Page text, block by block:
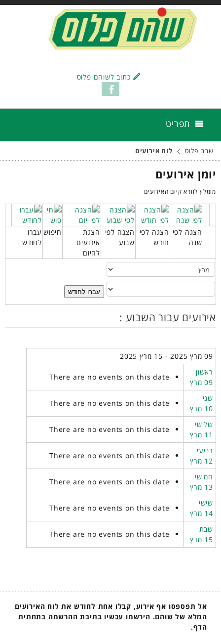
כתוב לשוהם פלוס
תפריט
שהם פלוס לוח אירועים
יומן אירועים
מומלץ לוודא קיום האירועים
הצגה לפי
שנה
הצגה לפי
חודש
הצגה לפי
שבוע
הצגת
אירועים
להיום
חיפוש עברו
לחודש
עברו לחודש
אירועים עבור השבוע :
09 מרץ 2025 - 15 מרץ 2025
ראשון
09 מרץ
There are no events on this date
שני
10 מרץ
There are no events on this date
שלישי
11 מרץ
There are no events on this date
רביעי
12 מרץ
There are no events on this date
חמישי
13 מרץ
There are no events on this date
שישי
14 מרץ
There are no events on this date
שבת
15 מרץ
There are no events on this date
אל תפספסו אף אירוע, קבלו אחת לחודש את לוח האירועים
המלא של שוהם. הירשמו עכשיו בתיבת ההרשמה בתחתית
הדף.